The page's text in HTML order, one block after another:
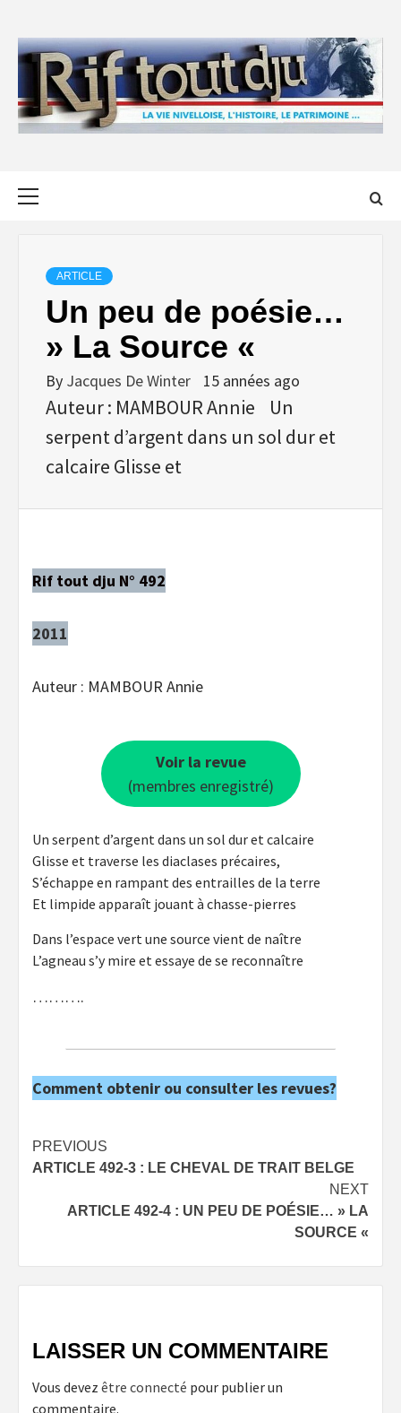
content
ARTICLE
Un peu de poésie…
» La Source «
By Jacques De Winter 15 années ago
Auteur : MAMBOUR Annie Un
serpent d’argent dans un sol dur et
calcaire Glisse et
Rif tout dju N° 492
2011
Auteur : MAMBOUR Annie
Voir la revue
(membres enregistré)
Un serpent d’argent dans un sol dur et calcaire
Glisse et traverse les diaclases précaires,
S’échappe en rampant des entrailles de la terre
Et limpide apparaît jouant à chasse-pierres
Dans l’espace vert une source vient de naître
L’agneau s’y mire et essaye de se reconnaître
……….
Comment obtenir ou consulter les revues?
Post
navigation
PREVIOUS
ARTICLE 492-3 : LE CHEVAL DE TRAIT BELGE
NEXT
ARTICLE 492-4 : UN PEU DE POÉSIE… » LA
SOURCE «
LAISSER UN COMMENTAIRE
Vous devez être connecté pour publier un
commentaire.